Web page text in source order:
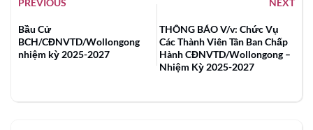
PREVIOUS NEXT
Bầu Cử
BCH/CĐNVTD/Wollongong
nhiệm kỳ 2025-2027
THÔNG BÁO V/v: Chức Vụ
Các Thành Viên Tân Ban Chấp
Hành CĐNVTD/Wollongong –
Nhiệm Kỳ 2025-2027